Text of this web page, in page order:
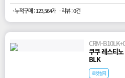
· 누적구매 : 123,564개 · 리뷰 : 0건
CRM-
쿠쿠 레스티
BLK
로켓설치